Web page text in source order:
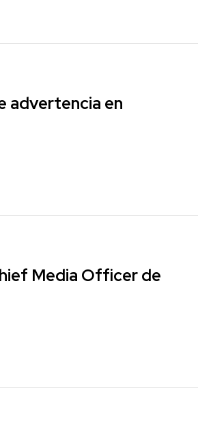
advertencia en
Media Officer de